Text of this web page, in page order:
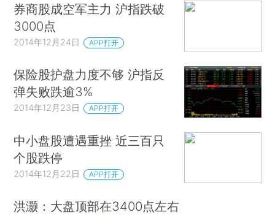
券商股成空军主力 沪指跌破
3000点
2014年12月24日 APP打开
保险股护盘力度不够 沪指反
弹失败跌逾3%
2014年12月23日 APP打开
中小盘股遭遇重挫 近三百只
个股跌停
2014年12月22日 APP打开
洪灏：大盘顶部在3400点左右